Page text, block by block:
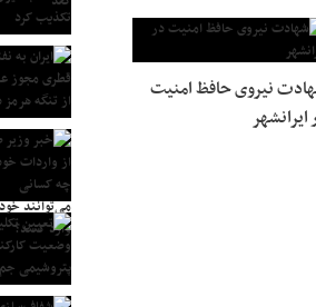
نیروی حافظ امنیت
ایرانشهر